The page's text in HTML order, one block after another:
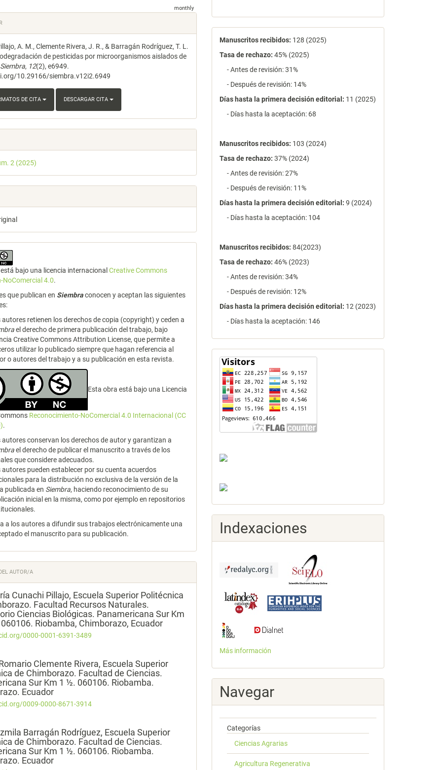
monthly
A. M., Clemente Rivera, J. R., & Barragán Rodríguez, T. L.
de pesticidas por microorganismos aislados de
Siembra, 12(2), e6949.
10.29166/siembra.v12i2.6949
DE CITA DESCARGAR CITA
2 (2025)
bajo una licencia internacionalCreative Commons
NoComercial 4.0.
que publican en Siembraconocen y aceptan las siguientes
autores retienen los derechos de copia (copyright) y ceden a
el derecho de primera publicación del trabajo, bajo
Creative Commons Attribution License, que permite a
utilizar lo publicado siempre que hagan referencia al
o autores del trabajo y a su publicación en esta revista.
Esta obra está bajo una Licencia
Reconocimiento-NoComercial 4.0 Internacional (CC
.
autores conservan los derechos de autor y garantizan a
el derecho de publicar el manuscrito a través de los
que considere adecuados.
autores pueden establecer por su cuenta acuerdos
para la distribución no exclusiva de la versión de la
publicada en Siembra, haciendo reconocimiento de su
inicial en la misma, como por ejemplo en repositorios
a los autores a difundir sus trabajos electrónicamente una
el manuscrito para su publicación.
AUTOR/A
Cunachi Pillajo, Escuela Superior Politécnica
Facultad Recursos Naturales.
Ciencias Biológicas. Panamericana Sur Km
Riobamba, Chimborazo, Ecuador
0000-0001-6391-3489
Clemente Rivera, Escuela Superior
de Chimborazo. Facultad de Ciencias.
Sur Km 1 ½. 060106. Riobamba.
Ecuador
0009-0000-8671-3914
Barragán Rodríguez, Escuela Superior
de Chimborazo. Facultad de Ciencias.
Sur Km 1 ½. 060106. Riobamba.
Ecuador
estadísticas
Manuscritos recibidos: 128 (2025)
Tasa de rechazo: 45% (2025)
- Antes de revisión: 31%
- Después de revisión: 14%
Días hasta la primera decisión editorial: 11 (2025)
- Días hasta la aceptación: 68
Manuscritos recibidos: 103 (2024)
Tasa de rechazo: 37% (2024)
- Antes de revisión: 27%
- Después de revisión: 11%
Días hasta la primera decisión editorial: 9 (2024)
- Días hasta la aceptación: 104
Manuscritos recibidos: 84(2023)
Tasa de rechazo: 46% (2023)
- Antes de revisión: 34%
- Después de revisión: 12%
Días hasta la primera decisión editorial: 12 (2023)
- Días hasta la aceptación: 146
contador
Indexaciones
Más información
Navegar
Categorías
Ciencias Agrarias
Agricultura Regenerativa